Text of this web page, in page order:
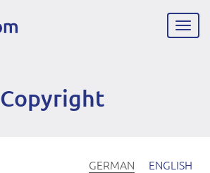
Copyright
GERMAN ENGLISH